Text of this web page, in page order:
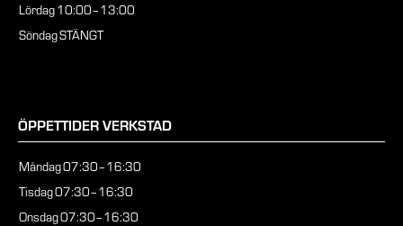
Lördag10:00–13:00
SöndagSTÄNGT
ÖPPETTIDER VERKSTAD
Måndag07:30–16:30
Tisdag07:30–16:30
Onsdag07:30–16:30